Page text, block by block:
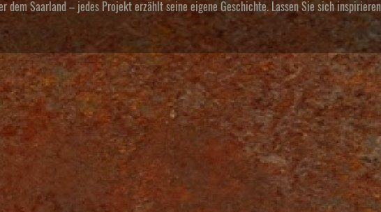
dem Saarland – jedes Projekt erzählt seine eigene Geschichte. Lassen Sie sich